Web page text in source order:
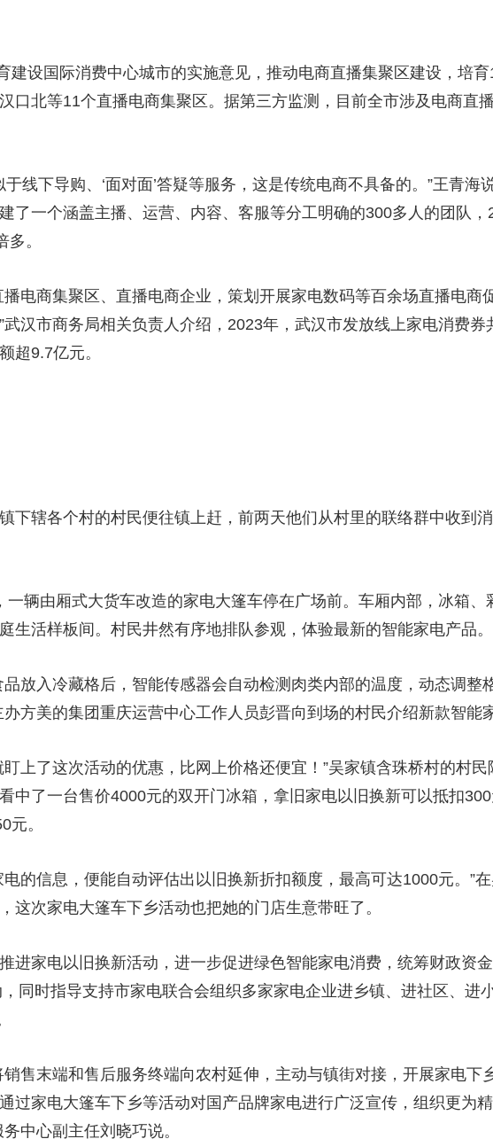
设国际消费中心城市的实施意见，推动电商直播集聚区建设，培育
口北等11个直播电商集聚区。据第三方监测，目前全市涉及电商直
下导购、‘面对面’答疑等服务，这是传统电商不具备的。”王青海
了一个涵盖主播、运营、内容、客服等分工明确的300多人的团队，
。
商集聚区、直播电商企业，策划开展家电数码等百余场直播电商
汉市商务局相关负责人介绍，2023年，武汉市发放线上家电消费券
超9.7亿元。
辖各个村的村民便往镇上赶，前两天他们从村里的联络群中收到消
由厢式大货车改造的家电大篷车停在广场前。车厢内部，冰箱、
生活样板间。村民井然有序地排队参观，体验最新的智能家电产品。
入冷藏格后，智能传感器会自动检测肉类内部的温度，动态调整
方美的集团重庆运营中心工作人员彭晋向到场的村民介绍新款智能
了这次活动的优惠，比网上价格还便宜！”吴家镇含珠桥村的村民
中了一台售价4000元的双开门冰箱，拿旧家电以旧换新可以抵扣
元。
信息，便能自动评估出以旧换新折扣额度，最高可达1000元。”在
这次家电大篷车下乡活动也把她的门店生意带旺了。
家电以旧换新活动，进一步促进绿色智能家电消费，统筹财政资
同时指导支持市家电联合会组织多家家电企业进乡镇、进社区、进
末端和售后服务终端向农村延伸，主动与镇街对接，开展家电下
过家电大篷车下乡等活动对国产品牌家电进行广泛宣传，组织更为
中心副主任刘晓巧说。